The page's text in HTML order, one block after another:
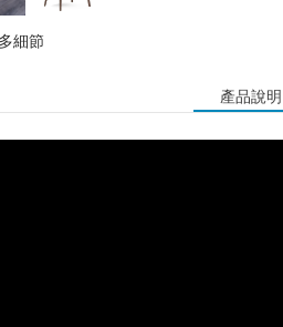
細節
產品說明